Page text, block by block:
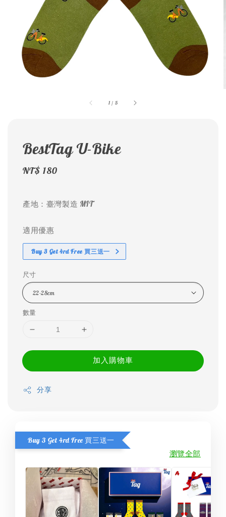
1 / 5
BestTag U-Bike
Regular
NT$ 180
產地：臺灣製造 MIT
適用優惠
Buy 3 Get 4rd Free 買三送一
尺寸
數量
加入購物車
分享
Buy 3 Get 4rd Free 買三送一
瀏覽全部